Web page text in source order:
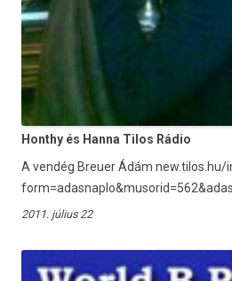
Honthy és Hanna Tilos Rádio
A vendég Breuer Ádám new.tilos.hu/
2011. július 22